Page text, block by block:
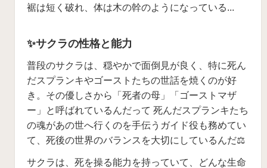
裾は短く破れ、体は木の幹のようになっている...
✨サクラの性格と能力
普段のサクラは、穏やかで面倒見が良く、特に死ん
だスプランキやゴーストたちの世話を焼くのが好
き。その優しさから「死者の母」「ゴーストマザ
ー」と呼ばれているんだって 死んだスプランキたち
の魂があの世へ行くのを手伝うガイド役も務めてい
て、死後の世界のバランスを大切にしているんだ⚖️
サクラは、死を操る能力を持っていて、どんな生命